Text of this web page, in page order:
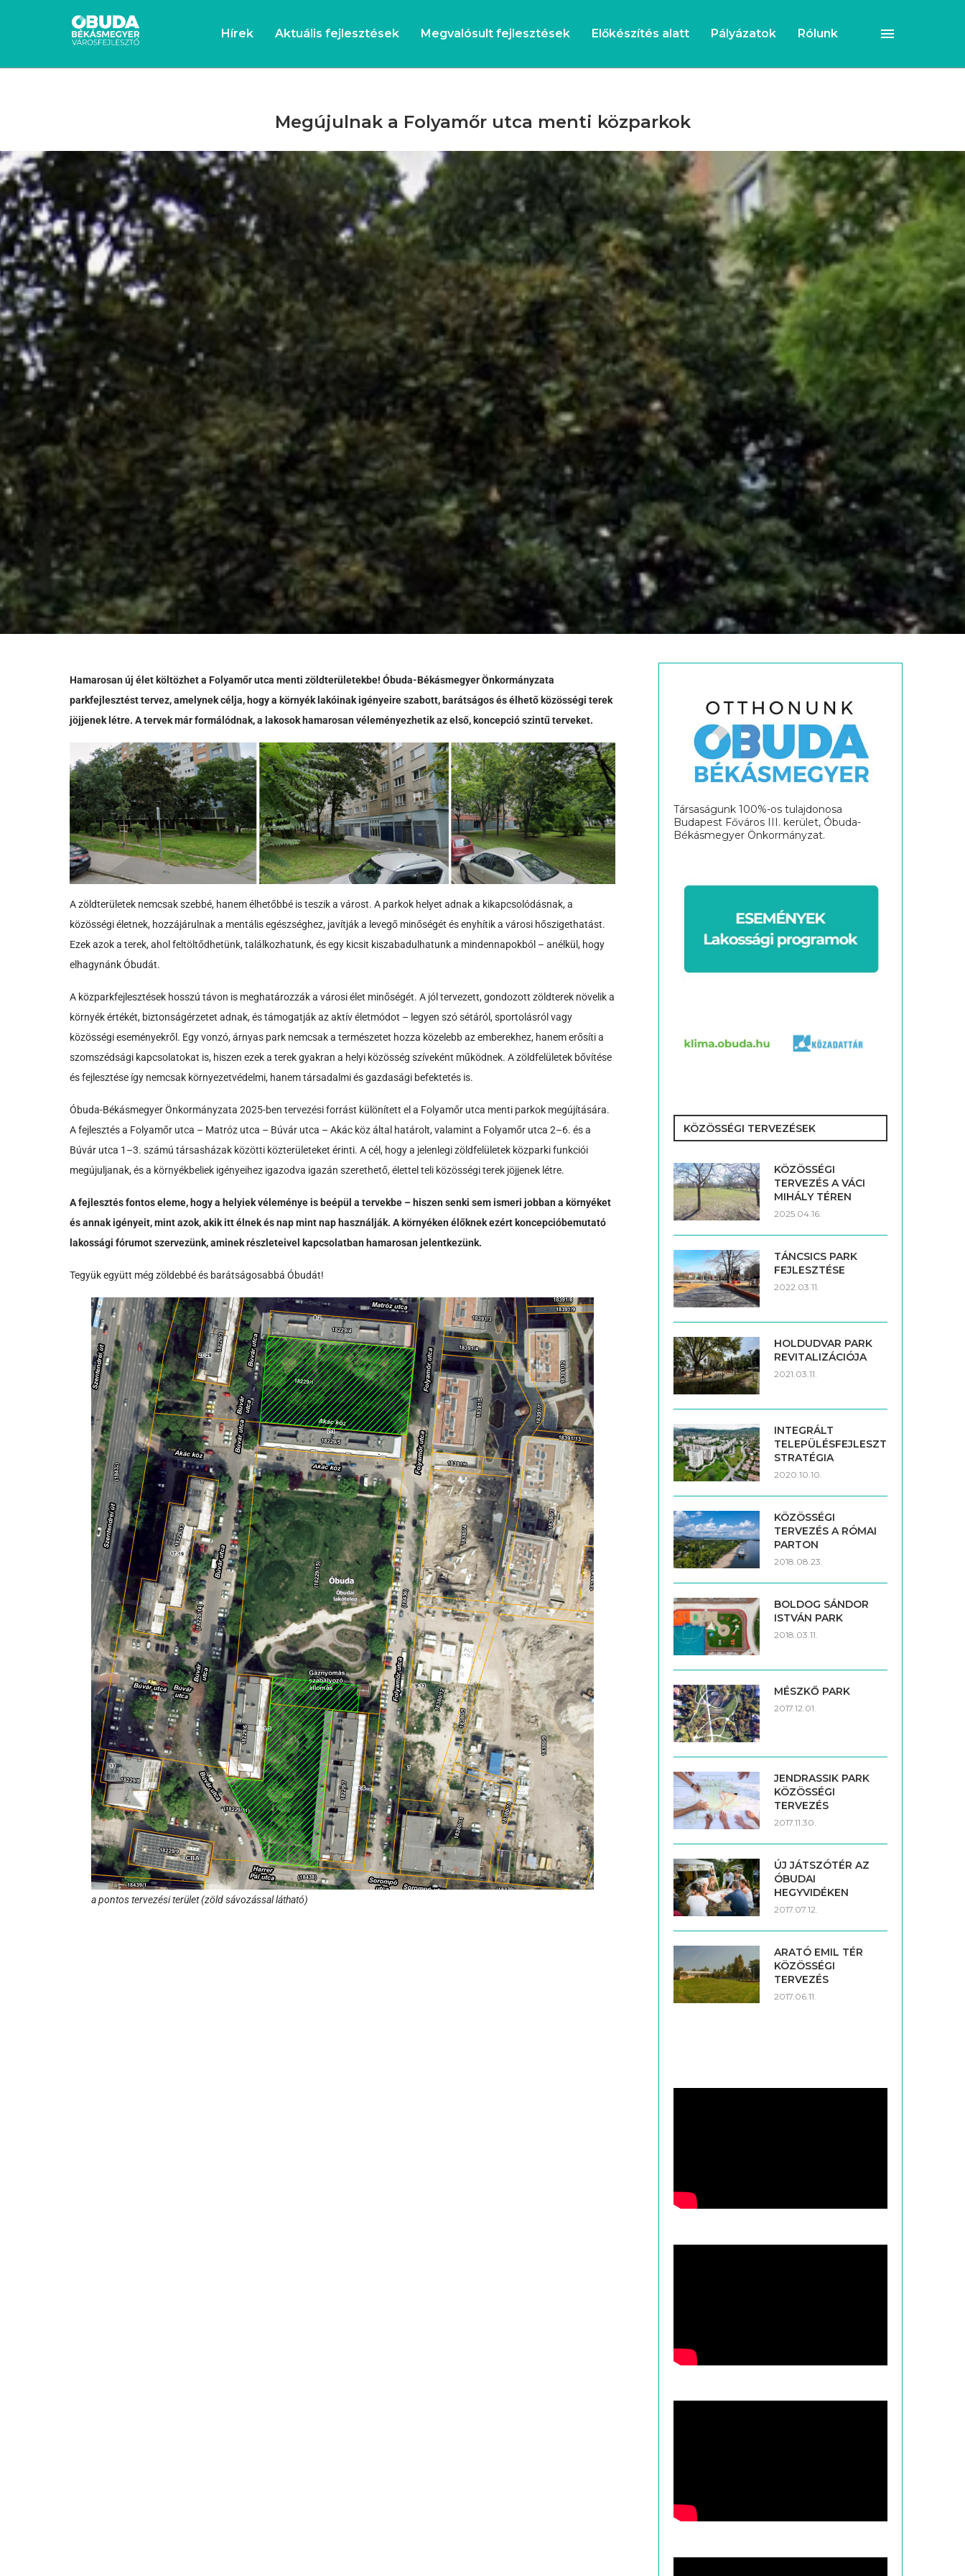
Hírek Aktuális fejlesztések Megvalósult fejlesztések Előkészítés alatt Pályázatok Rólunk
Megújulnak a Folyamőr utca menti közparkok
Hamarosan új élet költözhet a Folyamőr utca menti zöldterületekbe! Óbuda-Békásmegyer Önkormányzata
parkfejlesztést tervez, amelynek célja, hogy a környék lakóinak igényeire szabott, barátságos és élhető közösségi terek
jöjjenek létre. A tervek már formálódnak, a lakosok hamarosan véleményezhetik az első, koncepció szintű terveket.
A zöldterületek nemcsak szebbé, hanem élhetőbbé is teszik a várost. A parkok helyet adnak a kikapcsolódásnak, a
közösségi életnek, hozzájárulnak a mentális egészséghez, javítják a levegő minőségét és enyhítik a városi hőszigethatást.
Ezek azok a terek, ahol feltöltődhetünk, találkozhatunk, és egy kicsit kiszabadulhatunk a mindennapokból – anélkül, hogy
elhagynánk Óbudát.
A közparkfejlesztések hosszú távon is meghatározzák a városi élet minőségét. A jól tervezett, gondozott zöldterek növelik a
környék értékét, biztonságérzetet adnak, és támogatják az aktív életmódot – legyen szó sétáról, sportolásról vagy
közösségi eseményekről. Egy vonzó, árnyas park nemcsak a természetet hozza közelebb az emberekhez, hanem erősíti a
szomszédsági kapcsolatokat is, hiszen ezek a terek gyakran a helyi közösség szíveként működnek. A zöldfelületek bővítése
és fejlesztése így nemcsak környezetvédelmi, hanem társadalmi és gazdasági befektetés is.
Óbuda-Békásmegyer Önkormányzata 2025-ben tervezési forrást különített el a Folyamőr utca menti parkok megújítására.
A fejlesztés a Folyamőr utca – Matróz utca – Búvár utca – Akác köz által határolt, valamint a Folyamőr utca 2–6. és a
Búvár utca 1–3. számú társasházak közötti közterületeket érinti. A cél, hogy a jelenlegi zöldfelületek közparki funkciói
megújuljanak, és a környékbeliek igényeihez igazodva igazán szerethető, élettel teli közösségi terek jöjjenek létre.
A fejlesztés fontos eleme, hogy a helyiek véleménye is beépül a tervekbe – hiszen senki sem ismeri jobban a környéket
és annak igényeit, mint azok, akik itt élnek és nap mint nap használják. A környéken élőknek ezért koncepcióbemutató
lakossági fórumot szervezünk, aminek részleteivel kapcsolatban hamarosan jelentkezünk.
Tegyük együtt még zöldebbé és barátságosabbá Óbudát!
a pontos tervezési terület (zöld sávozással látható)
Társaságunk 100%-os tulajdonosa
Budapest Főváros III. kerület, Óbuda-
Békásmegyer Önkormányzat.
KÖZÖSSÉGI TERVEZÉSEK
KÖZÖSSÉGI
TERVEZÉS A VÁCI
MIHÁLY TÉREN
2025.04.16.
TÁNCSICS PARK
FEJLESZTÉSE
2022.03.11.
HOLDUDVAR PARK
REVITALIZÁCIÓJA
2021.03.11.
INTEGRÁLT
TELEPÜLÉSFEJLESZTÉSI
STRATÉGIA
2020.10.10.
KÖZÖSSÉGI
TERVEZÉS A RÓMAI
PARTON
2018.08.23.
BOLDOG SÁNDOR
ISTVÁN PARK
2018.03.11.
MÉSZKŐ PARK
2017.12.01.
JENDRASSIK PARK
KÖZÖSSÉGI
TERVEZÉS
2017.11.30.
ÚJ JÁTSZÓTÉR AZ
ÓBUDAI
HEGYVIDÉKEN
2017.07.12.
ARATÓ EMIL TÉR
KÖZÖSSÉGI
TERVEZÉS
2017.06.11.